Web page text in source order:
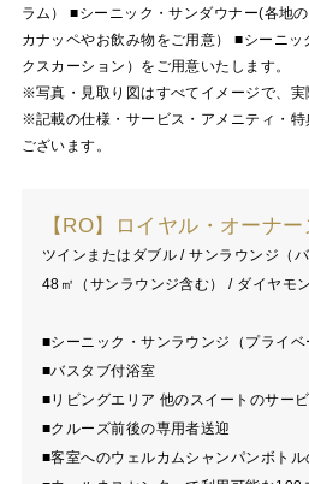
ラム） ■シーニック・サンダウナー(各地
カナッペやお飲み物をご用意） ■シーニ
クスカーション）をご用意いたします。
※写真・見取り図はすべてイメージで、実
※記載の仕様・サービス・アメニティ・
ございます。
【RO】ロイヤル・オーナ
ツインまたはダブル / サンラウンジ（
48㎡（サンラウンジ含む） / ダイヤモ
■シーニック・サンラウンジ（プライ
■バスタブ付浴室
■リビングエリア 他のスイートのサービ
■クルーズ前後の専用者送迎
■客室へのウェルカムシャンパンボトル